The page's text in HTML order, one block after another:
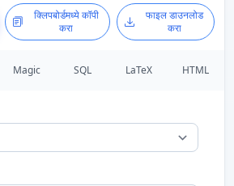
क्लिपबोर्डमध्ये कॉपी
करा
फाइल डाउनलोड
करा
Magic SQL LaTeX HTML